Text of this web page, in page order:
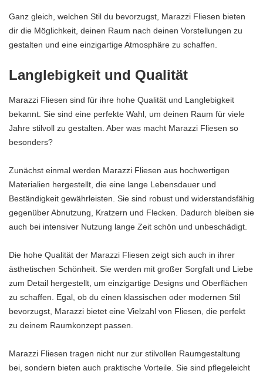
Ganz gleich, welchen Stil du bevorzugst, Marazzi Fliesen bieten
dir die Möglichkeit, deinen Raum nach deinen Vorstellungen zu
gestalten und eine einzigartige Atmosphäre zu schaffen.
Langlebigkeit und Qualität
Marazzi Fliesen sind für ihre hohe Qualität und Langlebigkeit
bekannt. Sie sind eine perfekte Wahl, um deinen Raum für viele
Jahre stilvoll zu gestalten. Aber was macht Marazzi Fliesen so
besonders?
Zunächst einmal werden Marazzi Fliesen aus hochwertigen
Materialien hergestellt, die eine lange Lebensdauer und
Beständigkeit gewährleisten. Sie sind robust und widerstandsfähig
gegenüber Abnutzung, Kratzern und Flecken. Dadurch bleiben sie
auch bei intensiver Nutzung lange Zeit schön und unbeschädigt.
Die hohe Qualität der Marazzi Fliesen zeigt sich auch in ihrer
ästhetischen Schönheit. Sie werden mit großer Sorgfalt und Liebe
zum Detail hergestellt, um einzigartige Designs und Oberflächen
zu schaffen. Egal, ob du einen klassischen oder modernen Stil
bevorzugst, Marazzi bietet eine Vielzahl von Fliesen, die perfekt
zu deinem Raumkonzept passen.
Marazzi Fliesen tragen nicht nur zur stilvollen Raumgestaltung
bei, sondern bieten auch praktische Vorteile. Sie sind pflegeleicht